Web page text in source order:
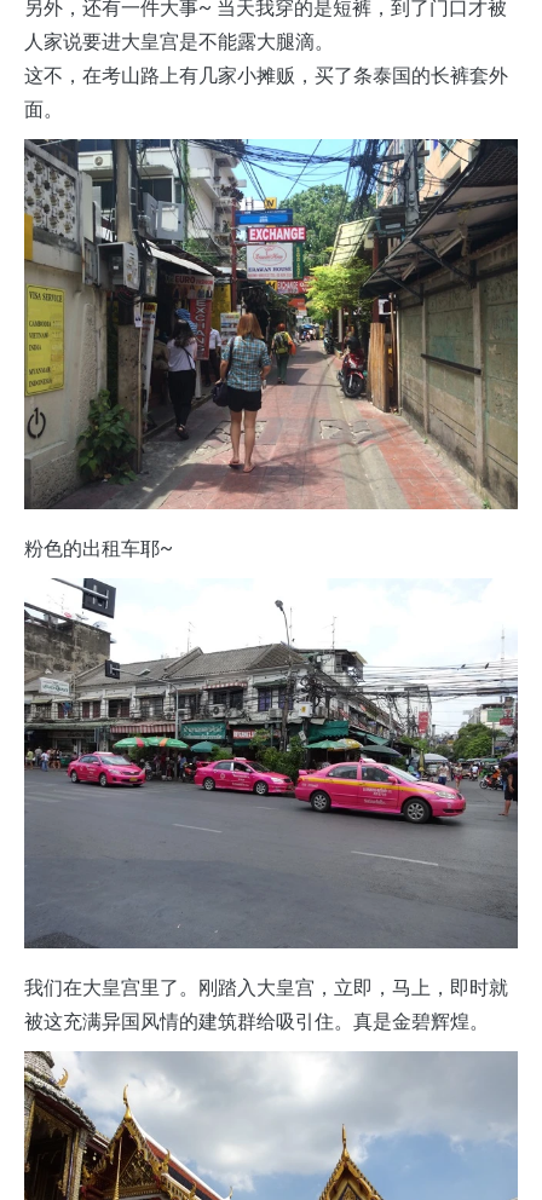
另外，还有一件大事~ 当天我穿的是短裤，到了门口才被
人家说要进大皇宫是不能露大腿滴。
这不，在考山路上有几家小摊贩，买了条泰国的长裤套外
面。
粉色的出租车耶~
我们在大皇宫里了。刚踏入大皇宫，立即，马上，即时就
被这充满异国风情的建筑群给吸引住。真是金碧辉煌。